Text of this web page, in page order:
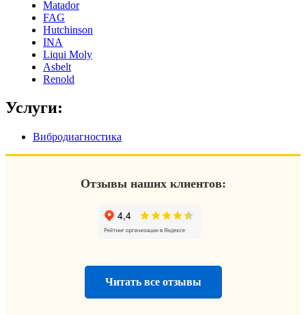
Matador
FAG
Hutchinson
INA
Liqui Moly
Asbelt
Renold
Услуги:
Вибродиагностика
Отзывы наших клиентов:
Читать все отзывы